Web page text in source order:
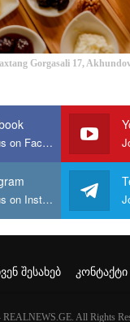
Gorgasali 17,
Join us on Facebook
Join us on Instagram
ᲨᲔᲡᲐᲮᲔᲑ ᲙᲝᲜᲢᲐᲥᲢᲘ
All Rights